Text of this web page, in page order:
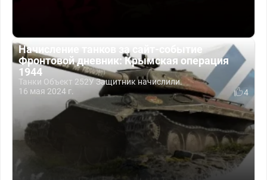
Начисление танков за сайт-событие
Фронтовой дневник: Крымская операция
1944
Танки Объект 252У Защитник начислили.
16 мая 2024 г.
4